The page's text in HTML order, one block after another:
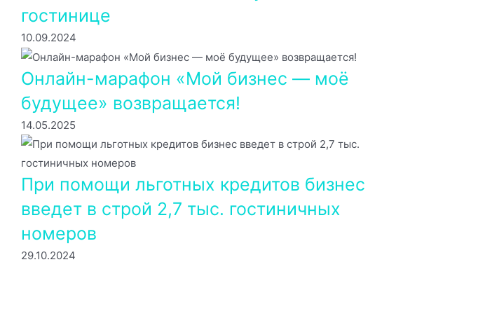
гостинице
10.09.2024
Онлайн-марафон «Мой бизнес — моё
будущее» возвращается!
14.05.2025
При помощи льготных кредитов бизнес
введет в строй 2,7 тыс. гостиничных
номеров
29.10.2024